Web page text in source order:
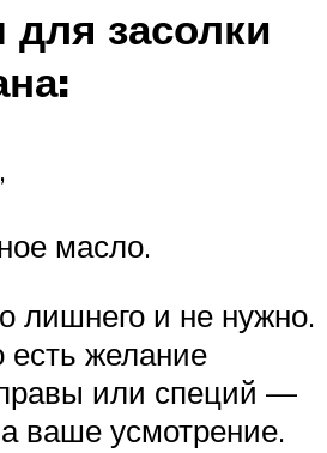
засолки
масло.
лишнего и не нужно.
есть желание
или специй —
ваше усмотрение.